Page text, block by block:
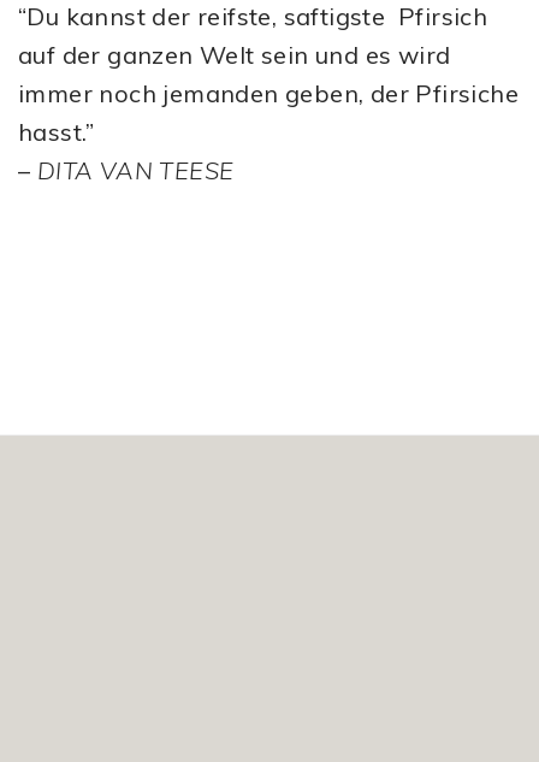
“Du kannst der reifste, saftigste Pfirsich
auf der ganzen Welt sein und es wird
immer noch jemanden geben, der Pfirsiche
hasst.”
– DITA VAN TEESE